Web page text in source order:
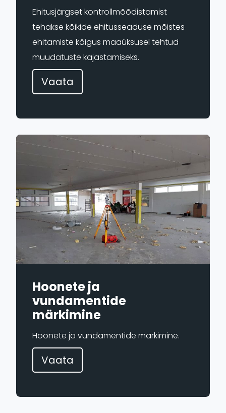
Ehitusjärgset kontrollmõõdistamist
tehakse kõikide ehitusseaduse mõistes
ehitamiste käigus maaüksusel tehtud
muudatuste kajastamiseks.
Vaata
Hoonete ja
vundamentide
märkimine
Hoonete ja vundamentide märkimine.
Vaata